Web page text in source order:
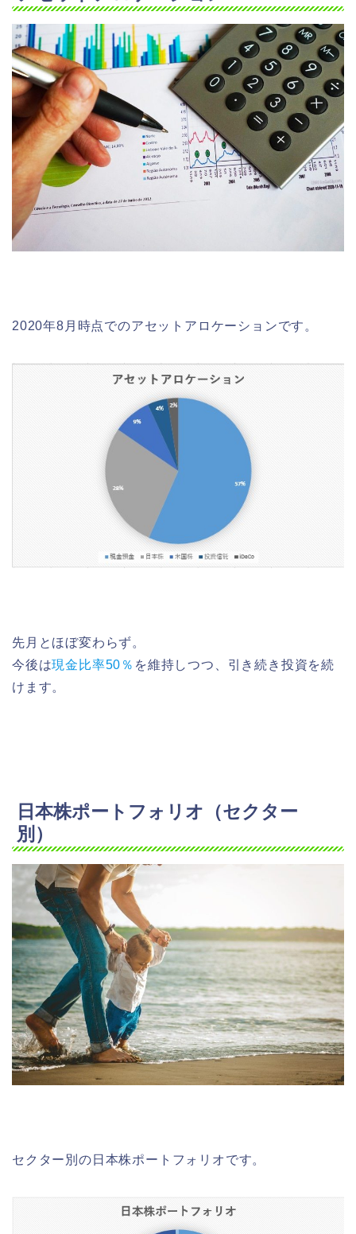
2020年8月時点でのアセットアロケーションです。
先月とほぼ変わらず。
今後は現金比率50％ を維持しつつ、引き続き投資を続
けます。
日本株ポートフォリオ（セクター
別）
セクター別の日本株ポートフォリオです。